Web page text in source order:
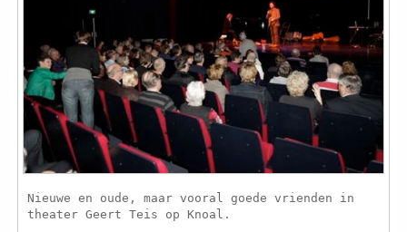
Nieuwe en oude, maar vooral goede vrienden in
theater Geert Teis op Knoal.